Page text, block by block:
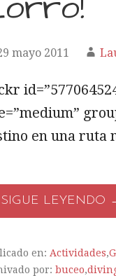
mayo 2011
en una ruta
SIGUE LEYENDO
en: Actividades,
por: buceo,